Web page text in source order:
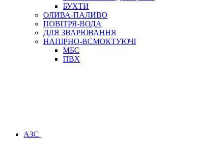
БУХТИ
ОЛИВА-ПАЛИВО
ПОВІТРЯ-ВОДА
ДЛЯ ЗВАРЮВАННЯ
НАПІРНО-ВСМОКТУЮЧІ
МБС
ПВХ
АЗС